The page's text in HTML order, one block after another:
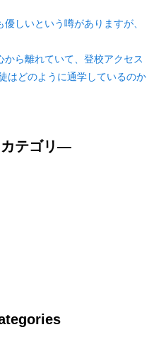
しいという噂がありますが、
ら離れていて、登校アクセス
はどのように通学しているのか
カテゴリ―